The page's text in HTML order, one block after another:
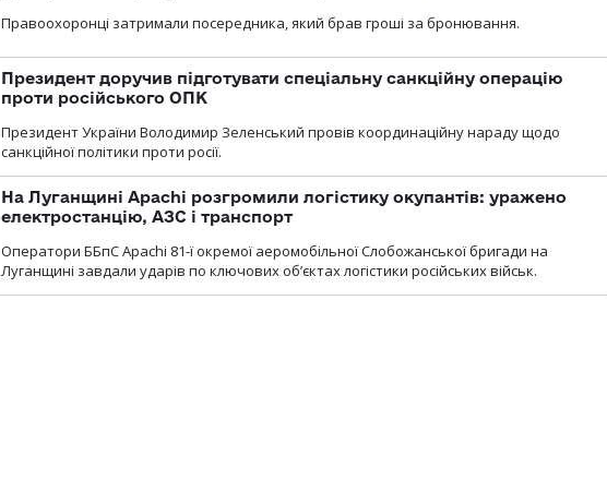
Правоохоронці затримали посередника, який брав гроші за бронювання.
Президент доручив підготувати спеціальну санкційну операцію
проти російського ОПК
Президент України Володимир Зеленський провів координаційну нараду щодо
санкційної політики проти росії.
На Луганщині Apachi розгромили логістику окупантів: уражено
електростанцію, АЗС і транспорт
Оператори ББпС Apachi 81-ї окремої аеромобільної Слобожанської бригади на
Луганщині завдали ударів по ключових об’єктах логістики російських військ.